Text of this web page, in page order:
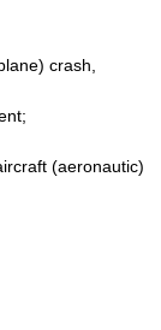
crash,
(aeronautic)